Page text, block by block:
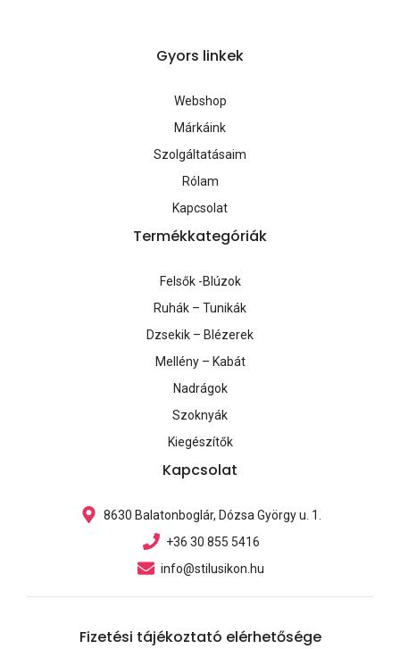
Gyors linkek
Webshop
Márkáink
Szolgáltatásaim
Rólam
Kapcsolat
Termékkategóriák
Felsők -Blúzok
Ruhák – Tunikák
Dzsekik – Blézerek
Mellény – Kabát
Nadrágok
Szoknyák
Kiegészítők
Kapcsolat
8630 Balatonboglár, Dózsa György u. 1.
+36 30 855 5416
info@stilusikon.hu
Fizetési tájékoztató elérhetősége